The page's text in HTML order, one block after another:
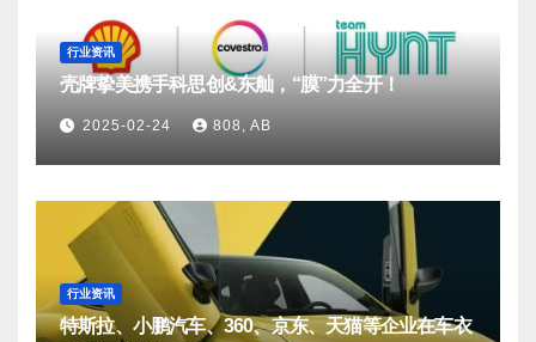
行业资讯
壳牌挚美携手科思创&东舢，“膜”力全开！
2025-02-24 808, AB
行业资讯
特斯拉、小鹏汽车、360、京东、天猫等企业在车衣